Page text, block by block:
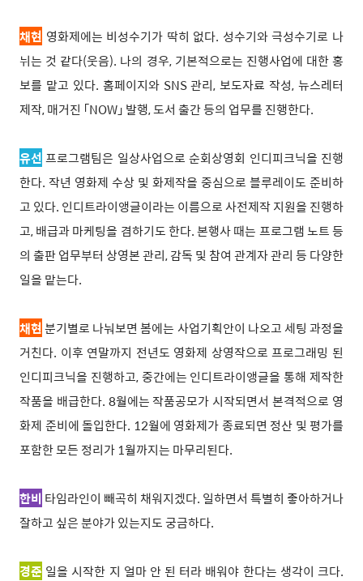
채현 영화제에는 비성수기가 딱히 없다. 성수기와 극성수기로 나
뉘는 것 같다(웃음). 나의 경우, 기본적으로는 진행사업에 대한 홍
보를 맡고 있다. 홈페이지와 SNS 관리, 보도자료 작성, 뉴스레터
제작, 매거진 「NOW」 발행, 도서 출간 등의 업무를 진행한다.
유선 프로그램팀은 일상사업으로 순회상영회 인디피크닉을 진행
한다. 작년 영화제 수상 및 화제작을 중심으로 블루레이도 준비하
고 있다. 인디트라이앵글이라는 이름으로 사전제작 지원을 진행하
고, 배급과 마케팅을 겸하기도 한다. 본행사 때는 프로그램 노트 등
의 출판 업무부터 상영본 관리, 감독 및 참여 관계자 관리 등 다양한
일을 맡는다.
채현분기별로 나눠보면 봄에는 사업기획안이 나오고 세팅 과정을
거친다. 이후 연말까지 전년도 영화제 상영작으로 프로그래밍 된
인디피크닉을 진행하고, 중간에는 인디트라이앵글을 통해 제작한
작품을 배급한다. 8월에는 작품공모가 시작되면서 본격적으로 영
화제 준비에 돌입한다. 12월에 영화제가 종료되면 정산 및 평가를
포함한 모든 정리가 1월까지는 마무리된다.
한비 타임라인이 빼곡히 채워지겠다. 일하면서 특별히 좋아하거나
잘하고 싶은 분야가 있는지도 궁금하다.
경준 일을 시작한 지 얼마 안 된 터라 배워야 한다는 생각이 크다.